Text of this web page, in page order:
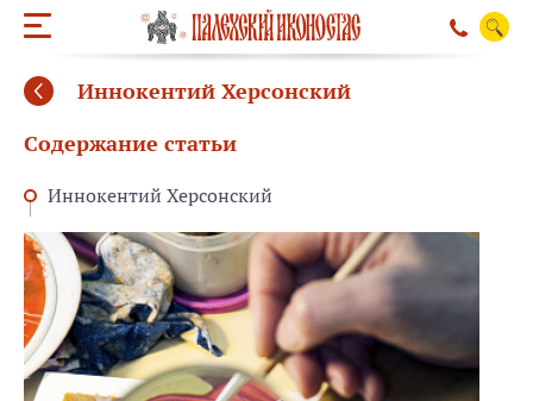
Иннокентий Херсонский
Содержание статьи
Иннокентий Херсонский